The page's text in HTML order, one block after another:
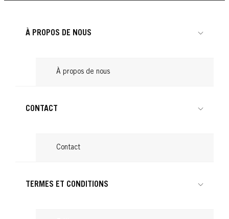
À PROPOS DE NOUS
À propos de nous
CONTACT
Contact
TERMES ET CONDITIONS